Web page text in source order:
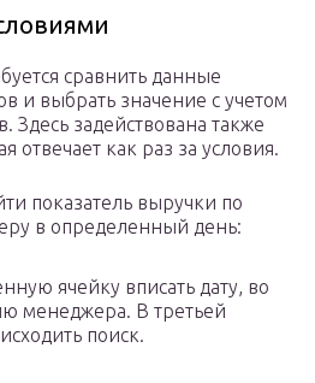
сравнить данные
и выбрать значение с учетом
Здесь задействована также
отвечает как раз за условия.
показатель выручки по
в определенный день:
ячейку вписать дату, во
менеджера. В третьей
поиск.